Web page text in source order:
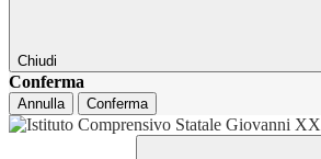
Chiudi
Conferma
Annulla Conferma